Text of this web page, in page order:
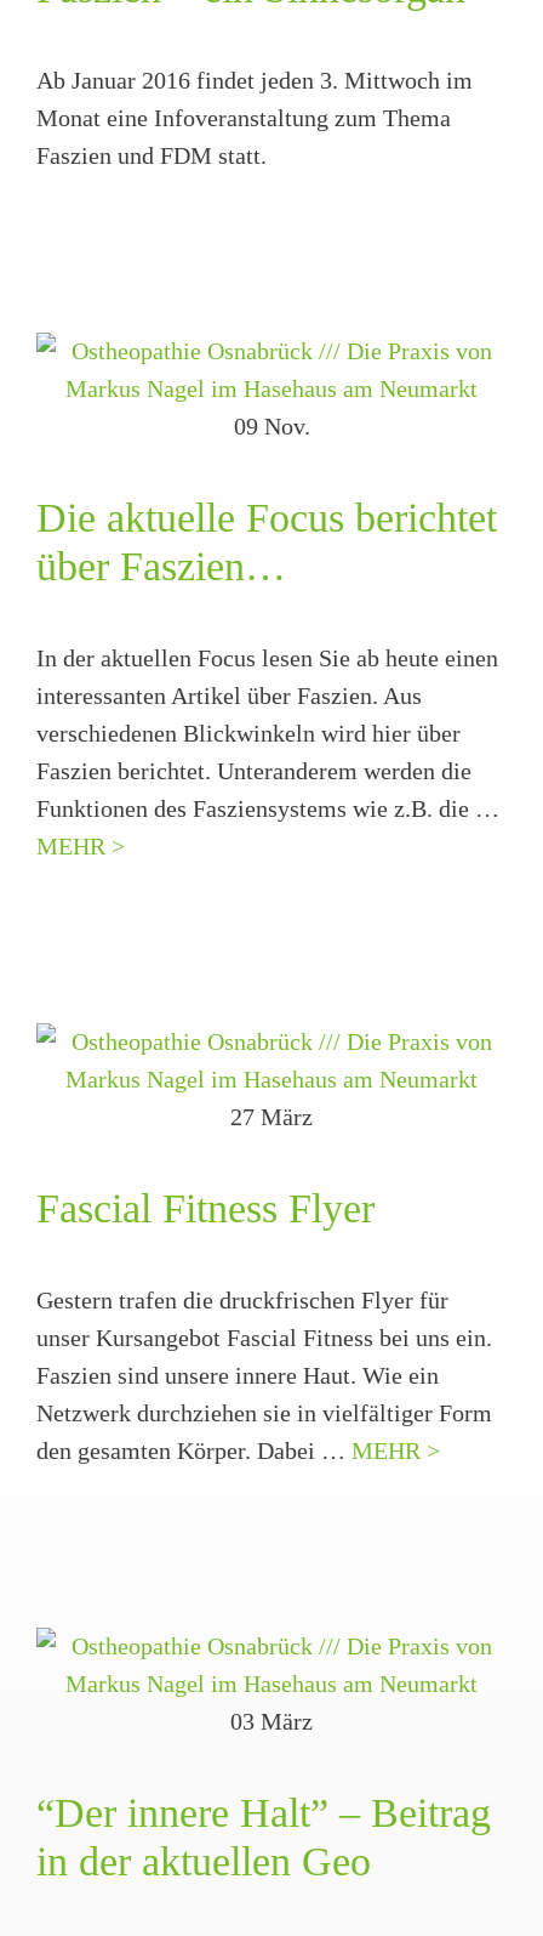
Ab Januar 2016 findet jeden 3. Mittwoch im
Monat eine Infoveranstaltung zum Thema
Faszien und FDM statt.
09Nov.
Die aktuelle Focus berichtet
über Faszien…
In der aktuellen Focus lesen Sie ab heute einen
interessanten Artikel über Faszien. Aus
verschiedenen Blickwinkeln wird hier über
Faszien berichtet. Unteranderem werden die
Funktionen des Fasziensystems wie z.B. die …
MEHR >
27 März
Fascial Fitness Flyer
Gestern trafen die druckfrischen Flyer für
unser Kursangebot Fascial Fitness bei uns ein.
Faszien sind unsere innere Haut. Wie ein
Netzwerk durchziehen sie in vielfältiger Form
den gesamten Körper. Dabei … MEHR >
03 März
“Der innere Halt” – Beitrag
in der aktuellen Geo